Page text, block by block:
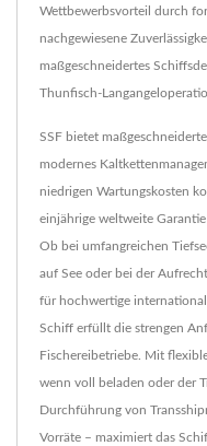
Wettbewerbsvorteil durch
nachgewiesene
maßgeschneidertes
Thunfisch-
SSF bietet
modernes
niedrigen Wartungskosten
einjährige weltweite
Ob bei umfangreichen
auf See oder bei der
für hochwertige
Schiff erfüllt die strengen
Fischereibetriebe. Mit
wenn voll beladen oder der
Durchführung von
Vorräte – maximiert das